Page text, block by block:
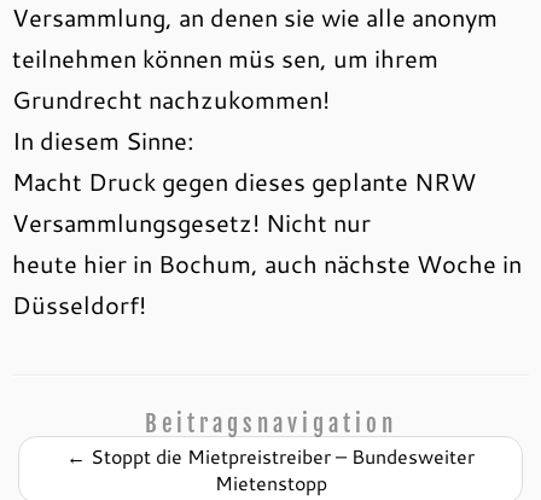
Versammlung, an denen sie wie alle anonym
teilnehmen können müs sen, um ihrem
Grundrecht nachzukommen!
In diesem Sinne:
Macht Druck gegen dieses geplante NRW
Versammlungsgesetz! Nicht nur
heute hier in Bochum, auch nächste Woche in
Düsseldorf!
Beitragsnavigation
← Stoppt die Mietpreistreiber – Bundesweiter
Mietenstopp